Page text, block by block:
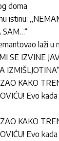
doma
istinu:
SAM…“
laži u
SE IZVINE
IZMIŠLJOTINA“
KAKO
Evo
KAKO
Evo